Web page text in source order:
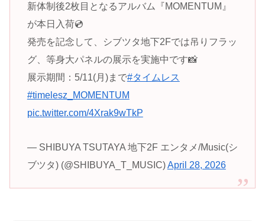
新体制後2枚目となるアルバム『MOMENTUM』
が本日入荷💿
発売を記念して、シブツタ地下2Fでは吊りフラッ
グ、等身大パネルの展示を実施中です📸
展示期間：5/11(月)まで#タイムレス
#timelesz_MOMENTUM
pic.twitter.com/4Xrak9wTkP
— SHIBUYA TSUTAYA 地下2F エンタメ/Music(シ
ブツタ) (@SHIBUYA_T_MUSIC)April 28, 2026